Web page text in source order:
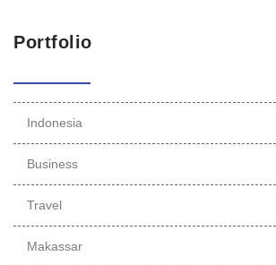
Portfolio
Indonesia
Business
Travel
Makassar